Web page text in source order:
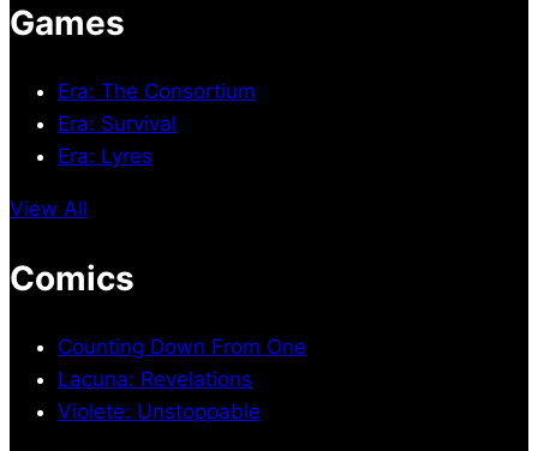
Games
Era: The Consortium
Era: Survival
Era: Lyres
View All
Comics
Counting Down From One
Lacuna: Revelations
Violete: Unstoppable